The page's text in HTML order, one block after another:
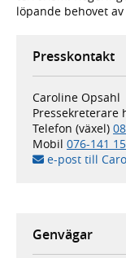
löpande behovet
Presskontakt
Caroline Opsahl
Telefon (växel)
Mobil 076-141
e-post till
Genvägar